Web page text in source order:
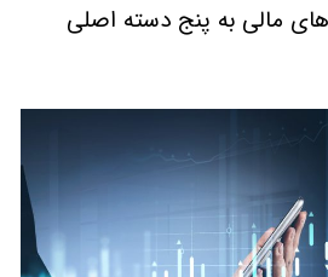
مالی به پنج دسته اصلی